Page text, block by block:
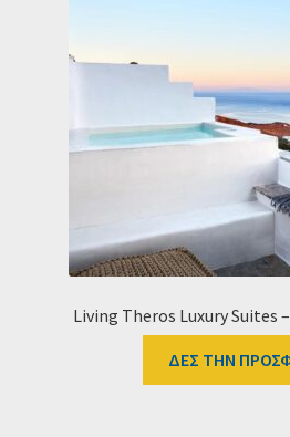
Living Theros Luxury Suites
ΔΕΣ ΤΗΝ